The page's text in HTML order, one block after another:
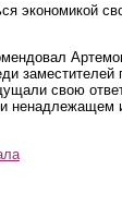
экономикой
свою
ненадлежащем